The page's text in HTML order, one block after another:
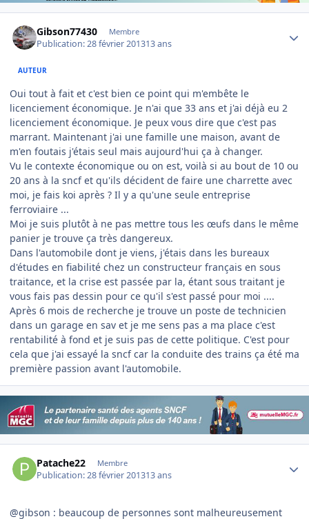
Gibson77430 Membre
Publication:28 février 201313 ans
AUTEUR
Oui tout à fait et c'est bien ce point qui m'embête le
licenciement économique. Je n'ai que 33 ans et j'ai déjà eu 2
licenciement économique. Je peux vous dire que c'est pas
marrant. Maintenant j'ai une famille une maison, avant de
m'en foutais j'étais seul mais aujourd'hui ça à changer.
Vu le contexte économique ou on est, voilà si au bout de 10 ou
20 ans à la sncf et qu'ils décident de faire une charrette avec
moi, je fais koi après ? Il y a qu'une seule entreprise
ferroviaire ...
Moi je suis plutôt à ne pas mettre tous les œufs dans le même
panier je trouve ça très dangereux.
Dans l'automobile dont je viens, j'étais dans les bureaux
d'études en fiabilité chez un constructeur français en sous
traitance, et la crise est passée par la, étant sous traitant je
vous fais pas dessin pour ce qu'il s'est passé pour moi ....
Après 6 mois de recherche je trouve un poste de technicien
dans un garage en sav et je me sens pas a ma place c'est
rentabilité à fond et je suis pas de cette politique. C'est pour
cela que j'ai essayé la sncf car la conduite des trains ça été ma
première passion avant l'automobile.
Patache22 Membre
Publication:28 février 201313 ans
@gibson : beaucoup de personnes sont malheureusement